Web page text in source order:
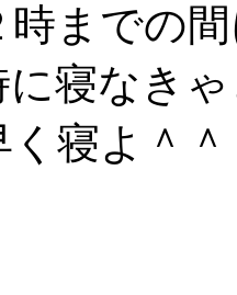
時までの
に寝なき
く寝よ＾